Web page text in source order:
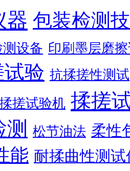
器 包装检测
测设备 印刷墨层磨
验 抗揉搓性测试
搓试验机 揉搓
松节油法 柔性
能 耐揉曲性测试